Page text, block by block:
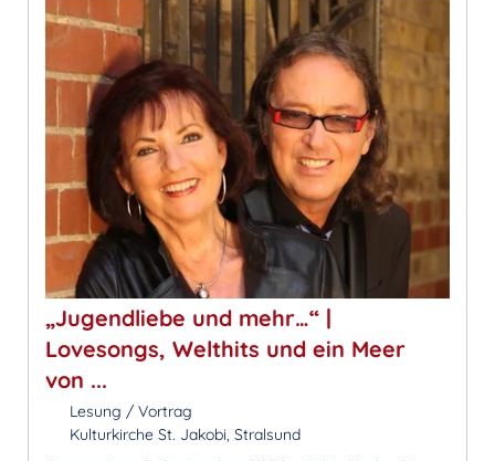
„Jugendliebe und mehr…“ |
Lovesongs, Welthits und ein Meer
von ...
Lesung / Vortrag
Kulturkirche St. Jakobi, Stralsund